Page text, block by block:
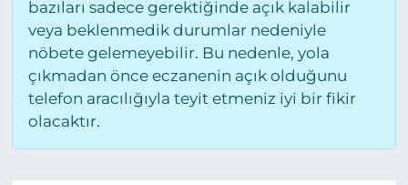
bazıları sadece gerektiğinde açık kalabilir
veya beklenmedik durumlar nedeniyle
nöbete gelemeyebilir. Bu nedenle, yola
çıkmadan önce eczanenin açık olduğunu
telefon aracılığıyla teyit etmeniz iyi bir fikir
olacaktır.